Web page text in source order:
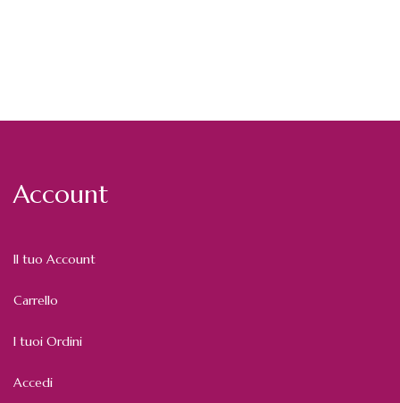
Account
Il tuo Account
Carrello
I tuoi Ordini
Accedi